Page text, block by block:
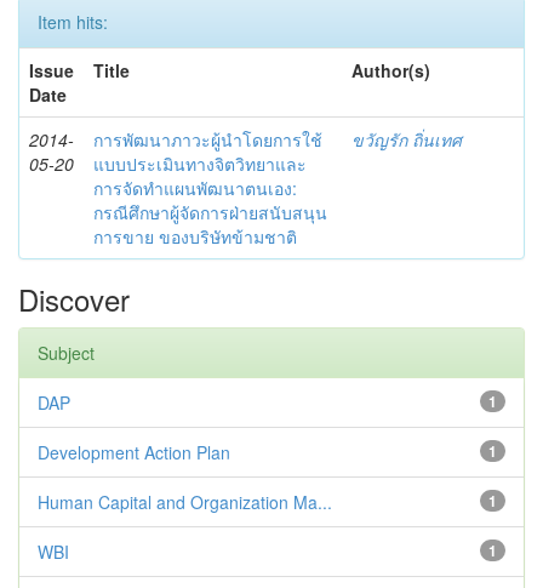
Item hits:
Issue
Date
Title Author(s)
2014-
05-20
การพัฒนาภาวะผู้นำโดยการใช้
แบบประเมินทางจิตวิทยาและ
การจัดทำแผนพัฒนาตนเอง:
กรณีศึกษาผู้จัดการฝ่ายสนับสนุน
การขาย ของบริษัทข้ามชาติ
ขวัญรัก ถิ่นเทศ
Discover
Subject
1
DAP
1
Development Action Plan
1
Human Capital and Organization Ma...
1
WBI